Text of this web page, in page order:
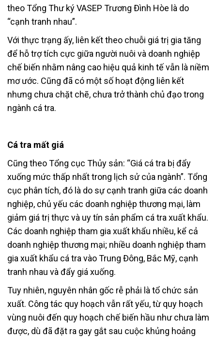
theo Tổng Thư ký VASEP Trương Đình Hòe là do
“cạnh tranh nhau”.
Với thực trạng ấy, liên kết theo chuỗi giá trị gia tăng
để hỗ trợ tích cực giữa người nuôi và doanh nghiệp
chế biến nhằm nâng cao hiệu quả kinh tế vẫn là niềm
mơ ước. Cũng đã có một số hoạt động liên kết
nhưng chưa chặt chẽ, chưa trở thành chủ đạo trong
ngành cá tra.
Cá tra mất giá
Cũng theo Tổng cục Thủy sản: “Giá cá tra bị đẩy
xuống mức thấp nhất trong lịch sử của ngành”. Tổng
cục phân tích, đó là do sự cạnh tranh giữa các doanh
nghiệp, chủ yếu các doanh nghiệp thương mại, làm
giảm giá trị thực và uy tín sản phẩm cá tra xuất khẩu.
Các doanh nghiệp tham gia xuất khẩu nhiều, kể cả
doanh nghiệp thương mại; nhiều doanh nghiệp tham
gia xuất khẩu cá tra vào Trung Đông, Bắc Mỹ, cạnh
tranh nhau và đẩy giá xuống.
Tuy nhiên, nguyên nhân gốc rễ phải là tổ chức sản
xuất. Công tác quy hoạch vẫn rất yếu, từ quy hoạch
vùng nuôi đến quy hoạch chế biến hầu như chưa làm
được, dù đã đặt ra gay gắt sau cuộc khủng hoảng